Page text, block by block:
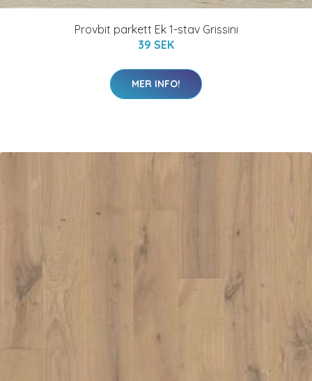
Provbit parkett Ek 1-stav Grissini
39 SEK
MER INFO!